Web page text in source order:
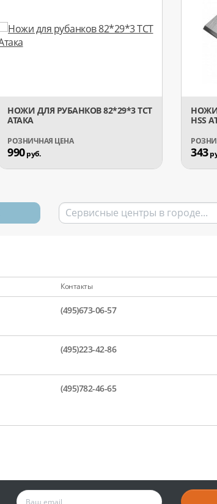
НОЖИ ДЛЯ РУБАНКОВ 82*29*3 TCT
АТАКА
990руб.
НОЖИ
HSS
343
Контакты
(495)673-06-57
(495)223-42-86
(495)782-46-65